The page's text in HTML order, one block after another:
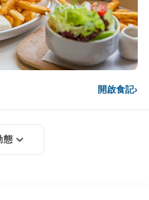
開啟食記›
態